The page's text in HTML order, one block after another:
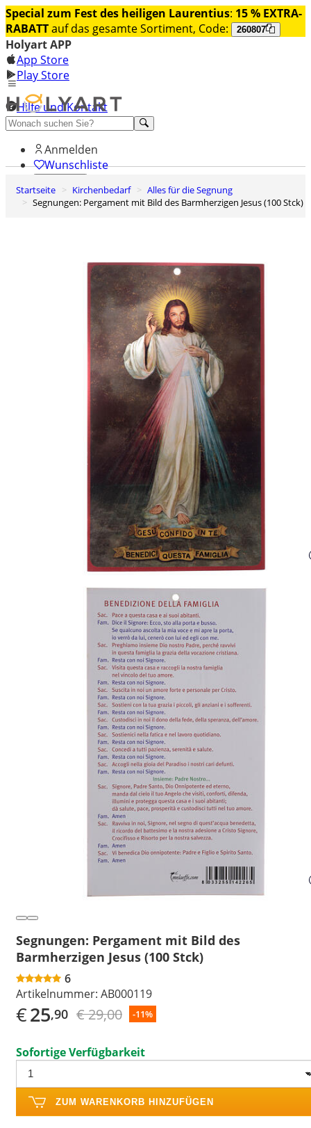
Special zum Fest des heiligen Laurentius: 15 % EXTRA-
RABATTauf das gesamte Sortiment, Code: 260807
Holyart APP
App Store
Play Store
Hilfe und Kontakt
Entdecken Sie Premium
Anmelden
Wunschliste
0
Warenkorb
Startseite Kirchenbedarf
Alles für die Segnung
Segnungen: Pergament mit Bild des Barmherzigen Jesus (100 Stck)
Segnungen: Pergament mit Bild des
Barmherzigen Jesus (100 Stck)
6
Artikelnummer: AB000119
€25,90 € 29,00 -11%
Sofortige Verfügbarkeit
ZUM WARENKORB HINZUFÜGEN